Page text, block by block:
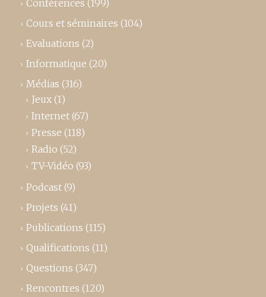
Conférences (199)
Cours et séminaires (104)
Evaluations (2)
Informatique (20)
Médias (316)
Jeux (1)
Internet (67)
Presse (118)
Radio (52)
TV-Vidéo (93)
Podcast (9)
Projets (41)
Publications (115)
Qualifications (11)
Questions (347)
Rencontres (120)